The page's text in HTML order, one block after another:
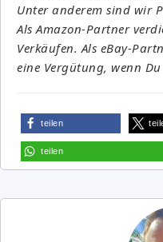
Unter anderem sind wir
Als Amazon-Partner
Verkäufen. Als eBay-
eine Vergütung, wenn
teilen
teilen